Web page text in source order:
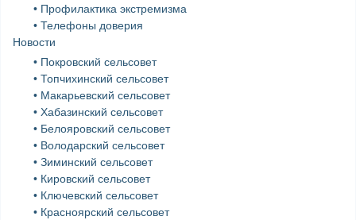
• Профилактика экстремизма
• Телефоны доверия
Новости
• Покровский сельсовет
• Топчихинский сельсовет
• Макарьевский сельсовет
• Хабазинский сельсовет
• Белояровский сельсовет
• Володарский сельсовет
• Зиминский сельсовет
• Кировский сельсовет
• Ключевский сельсовет
• Красноярский сельсовет